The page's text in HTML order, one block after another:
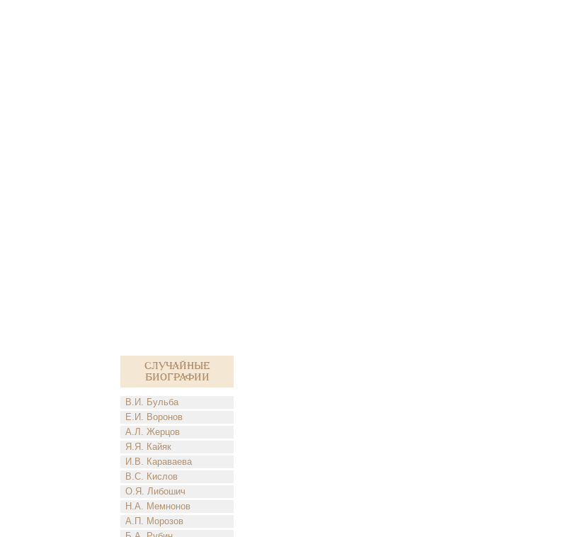
Случайные
биографии
В.И. Бульба
Е.И. Воронов
А.Л. Жерцов
Я.Я. Кайяк
И.В. Караваева
В.С. Кислов
О.Я. Либошич
Н.А. Мемнонов
А.П. Морозов